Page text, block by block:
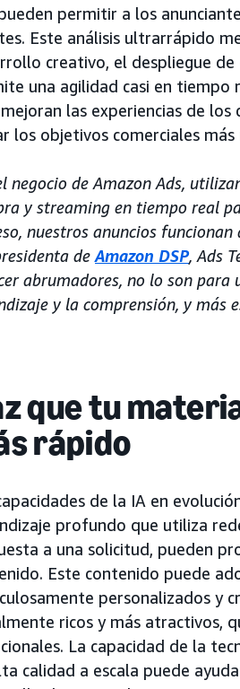
permitir a los
Este análisis ultrarrápido
creativo, el despliegue
una agilidad casi en tiempo
las experiencias de
los objetivos comerciales más
negocio de Amazon Ads,
y streaming en tiempo real
nuestros anuncios
de Amazon DSP, Ads
abrumadores, no lo son
y la comprensión, y más
que tu
rápido
de la IA en
profundo que utiliza
a una solicitud, pueden
Este contenido puede
personalizados y
ricos y más atractivos,
La capacidad de la
calidad a escala puede